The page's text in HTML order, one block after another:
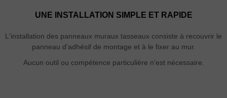
UNE INSTALLATION SIMPLE ET RAPIDE
L'installation des panneaux muraux tasseaux consiste à recouvrir le
panneau d'adhésif de montage et à le fixer au mur.
Aucun outil ou compétence particulière n'est nécessaire.